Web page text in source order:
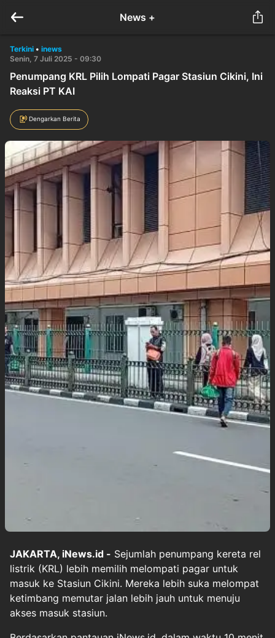
News +
Terkini • inews
Senin, 7 Juli 2025 - 09:30
Penumpang KRL Pilih Lompati Pagar Stasiun Cikini, Ini
Reaksi PT KAI
Dengarkan Berita
JAKARTA, iNews.id - Sejumlah penumpang kereta rel
listrik (KRL) lebih memilih melompati pagar untuk
masuk ke Stasiun Cikini. Mereka lebih suka melompat
ketimbang memutar jalan lebih jauh untuk menuju
akses masuk stasiun.